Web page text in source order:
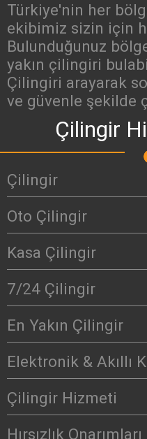
Türkiye'nin her
ekibimiz sizin için
Bulunduğunuz
yakın çilingiri
Çilingiri arayarak
ve güvenle şekilde
Çilingir
Çilingir
Oto Çilingir
Kasa Çilingir
7/24 Çilingir
En Yakın Çilingir
Elektronik & Akıllı
Çilingir Hizmeti
Hırsızlık Onarımları